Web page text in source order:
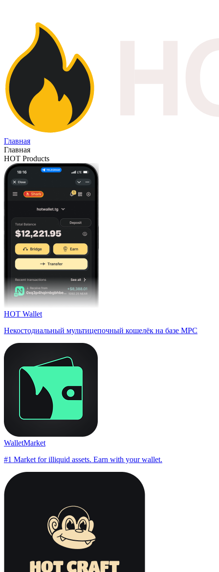
Главная
Главная
HOT Products
HOT Wallet
Некостодиальный мультицепочный кошелёк на базе MPC
WalletMarket
#1 Market for illiquid assets. Earn with your wallet.